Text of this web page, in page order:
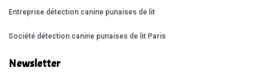
Entreprise détection canine punaises de lit
Société détection canine punaises de lit Paris
Newsletter